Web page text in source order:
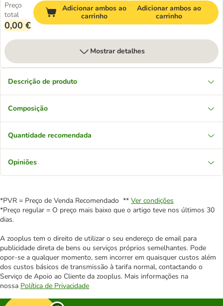
Preço
total
0,00 €
Adicionar ambos ao
carrinho
Adicionar ambos ao
carrinho
Mostrar detalhes
Descrição de produto
Composição
Quantidade recomendada
Opiniões
*PVR = Preço de Venda Recomendado ** Ver condições
*Preço regular = O preço mais baixo que o artigo teve nos últimos 30
dias.
A zooplus tem o direito de utilizar o seu endereço de email para
publicidade direta de bens ou serviços próprios semelhantes. Pode
opor-se a qualquer momento, sem incorrer em quaisquer custos além
dos custos básicos de transmissão à tarifa normal, contactando o
Serviço de Apoio ao Cliente da zooplus. Mais informações na
nossa Política de Privacidade